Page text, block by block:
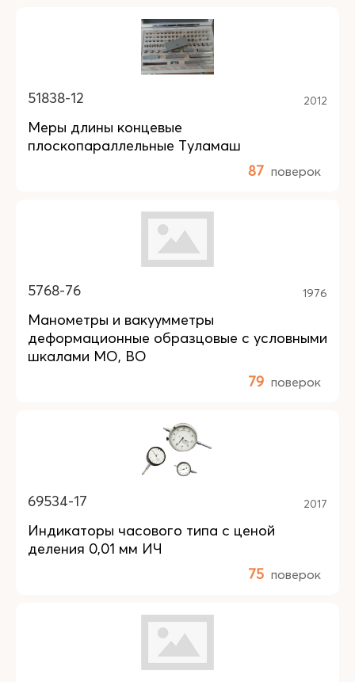
51838-12 2012
Меры длины концевые
плоскопараллельные Туламаш
87 поверок
5768-76 1976
Манометры и вакуумметры
деформационные образцовые с условными
шкалами МО, ВО
79 поверок
69534-17 2017
Индикаторы часового типа с ценой
деления 0,01 мм ИЧ
75 поверок